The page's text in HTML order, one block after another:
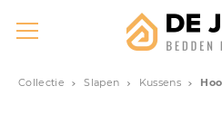
Collectie Slapen Kussens